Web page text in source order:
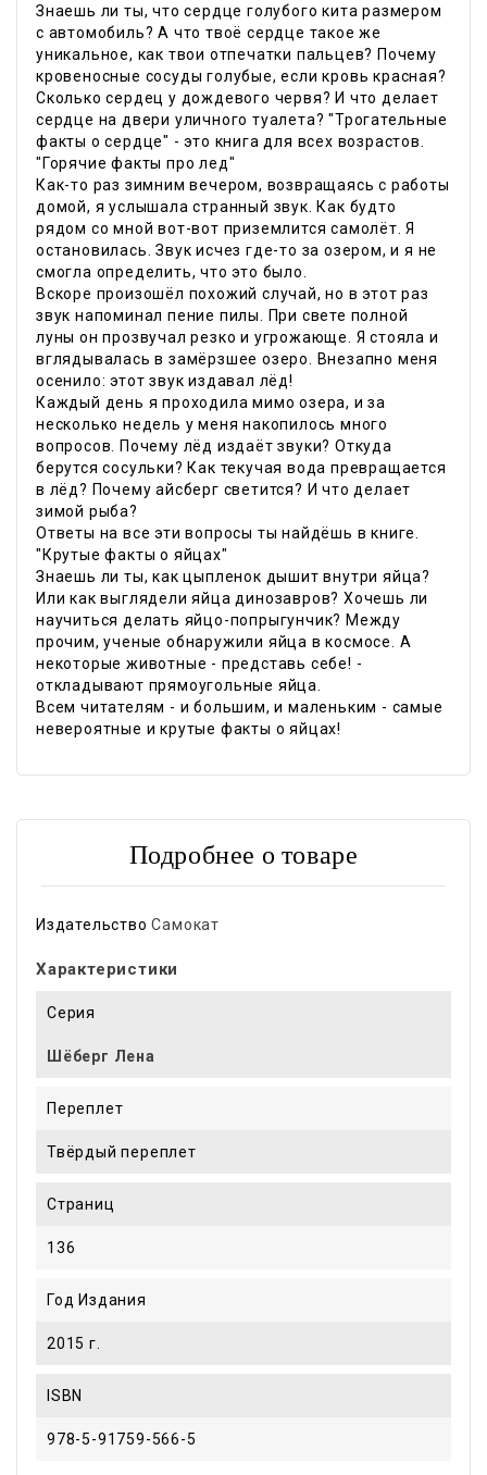
Знаешь ли ты, что сердце голубого кита размером
с автомобиль? А что твоё сердце такое же
уникальное, как твои отпечатки пальцев? Почему
кровеносные сосуды голубые, если кровь красная?
Сколько сердец у дождевого червя? И что делает
сердце на двери уличного туалета? "Трогательные
факты о сердце" - это книга для всех возрастов.
"Горячие факты про лед"
Как-то раз зимним вечером, возвращаясь с работы
домой, я услышала странный звук. Как будто
рядом со мной вот-вот приземлится самолёт. Я
остановилась. Звук исчез где-то за озером, и я не
смогла определить, что это было.
Вскоре произошёл похожий случай, но в этот раз
звук напоминал пение пилы. При свете полной
луны он прозвучал резко и угрожающе. Я стояла и
вглядывалась в замёрзшее озеро. Внезапно меня
осенило: этот звук издавал лёд!
Каждый день я проходила мимо озера, и за
несколько недель у меня накопилось много
вопросов. Почему лёд издаёт звуки? Откуда
берутся сосульки? Как текучая вода превращается
в лёд? Почему айсберг светится? И что делает
зимой рыба?
Ответы на все эти вопросы ты найдёшь в книге.
"Крутые факты о яйцах"
Знаешь ли ты, как цыпленок дышит внутри яйца?
Или как выглядели яйца динозавров? Хочешь ли
научиться делать яйцо-попрыгунчик? Между
прочим, ученые обнаружили яйца в космосе. А
некоторые животные - представь себе! -
откладывают прямоугольные яйца.
Всем читателям - и большим, и маленьким - самые
невероятные и крутые факты о яйцах!
Подробнее о товаре
Издательство Самокат
Характеристики
Серия
Шёберг Лена
Переплет
Твёрдый переплет
Страниц
136
Год Издания
2015 г.
ISBN
978-5-91759-566-5